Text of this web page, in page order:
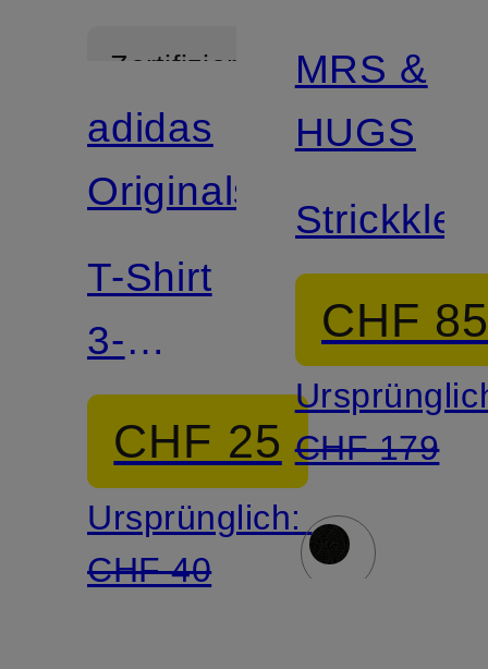
Zertifiziert
adidas
Originals
T-Shirt
3-
STREIFEN
CHF 25
Ursprünglich:
CHF 40
MRS &
HUGS
CHF
CHF 179